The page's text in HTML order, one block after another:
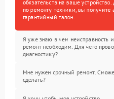
обязательств на ваше
по ремонту техники, вы получите
гарантийный талон.
Я уже знаю в чем неисправность
ремонт необходим. Для чего
диагностику?
Мне нужен срочный ремонт.
сделать?